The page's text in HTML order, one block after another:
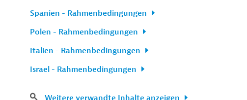
Spanien - Rahmenbedingungen
Polen - Rahmenbedingungen
Italien - Rahmenbedingungen
Israel - Rahmenbedingungen
Weitere verwandte Inhalte anzeigen